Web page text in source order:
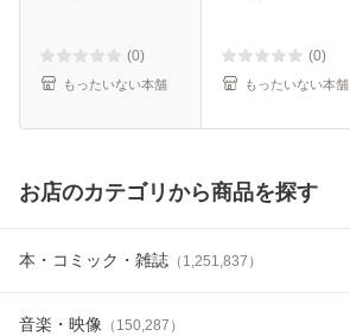
(0)
もったいない本舗
(0)
もったいない本舗
お店のカテゴリから商品を探す
本・コミック・雑誌 （ 1,251,837 ）
音楽・映像 （ 150,287 ）